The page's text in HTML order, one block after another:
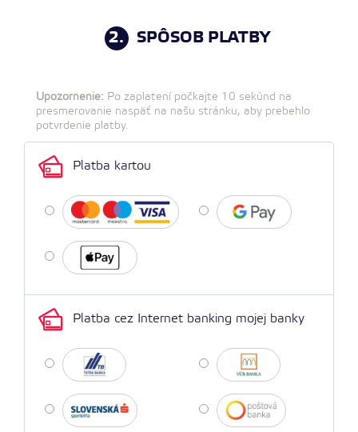
2. SPÔSOB PLATBY
Upozornenie: Po zaplatení počkajte 10 sekúnd na
presmerovanie naspäť na našu stránku, aby prebehlo
potvrdenie platby.
Platba kartou
Platba cez Internet banking mojej banky